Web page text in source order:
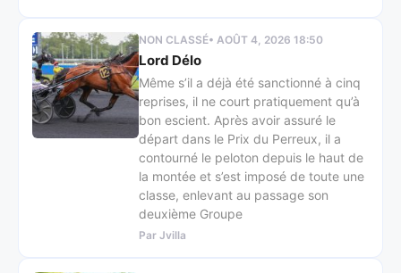
NON CLASSÉ• AOÛT 4, 2026 18:50
Lord Délo
Même s’il a déjà été sanctionné à cinq
reprises, il ne court pratiquement qu’à
bon escient. Après avoir assuré le
départ dans le Prix du Perreux, il a
contourné le peloton depuis le haut de
la montée et s’est imposé de toute une
classe, enlevant au passage son
deuxième Groupe
Par Jvilla